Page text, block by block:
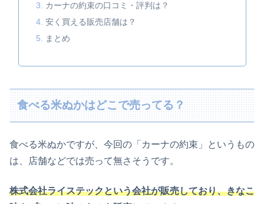
カーナの約束の口コミ・評判は？
安く買える販売店舗は？
まとめ
食べる米ぬかはどこで売ってる？
食べる米ぬかですが、今回の「カーナの約束」というもの
は、店舗などでは売って無さそうです。
株式会社ライステックという会社が販売しており、きなこ